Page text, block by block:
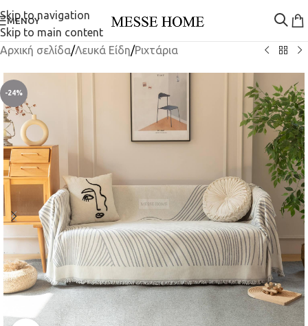
Skip to navigation
Skip to main content
ΜΕΝΟΎ
Αρχική σελίδα/Λευκά Είδη/Ριχτάρια
-24%